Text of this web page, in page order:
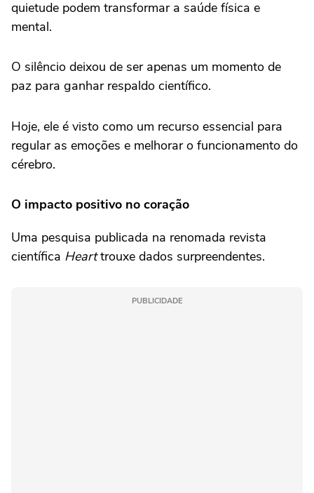
quietude podem transformar a saúde física e
mental.
O silêncio deixou de ser apenas um momento de
paz para ganhar respaldo científico.
Hoje, ele é visto como um recurso essencial para
regular as emoções e melhorar o funcionamento do
cérebro.
O impacto positivo no coração
Uma pesquisa publicada na renomada revista
científica Hearttrouxe dados surpreendentes.
PUBLICIDADE